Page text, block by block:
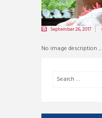
September 26, 2017
No image description ...